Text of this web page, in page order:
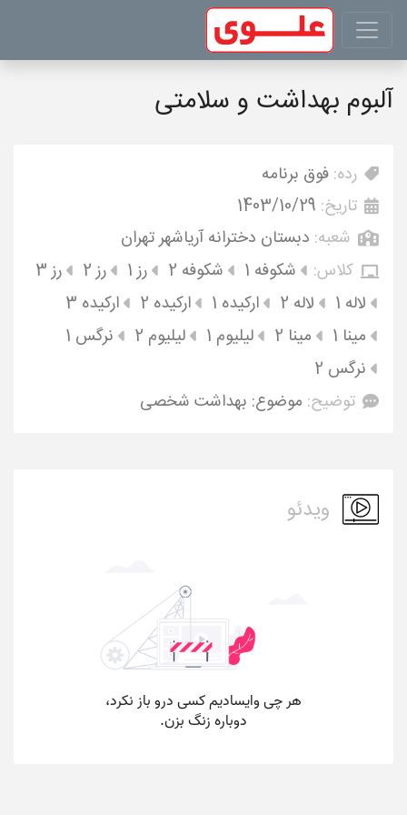
آلبوم بهداشت و سلامتی
رده: فوق برنامه
تاریخ: 1403/10/29
شعبه: دبستان دخترانه آریاشهر تهران
کلاس:
شکوفه 1 شکوفه 2 رز 1 رز 2
رز 3
لاله 1
لاله 2 ارکیده 1 ارکیده 2
ارکیده 3
مینا 1
مینا 2 لیلیوم 1 لیلیوم 2
نرگس 1
نرگس 2
توضیح: موضوع: بهداشت شخصی
ویدئو